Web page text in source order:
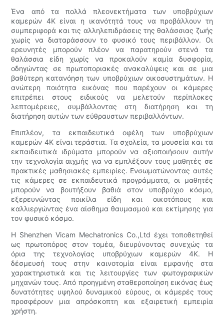
Ένα από τα πολλά πλεονεκτήματα των υποβρύχιων
καμερών 4K είναι η ικανότητά τους να προβάλλουν τη
συμπεριφορά και τις αλληλεπιδράσεις της θαλάσσιας ζωής
χωρίς να διαταράσσουν το φυσικό τους περιβάλλον. Οι
ερευνητές μπορούν πλέον να παρατηρούν στενά τα
θαλάσσια είδη χωρίς να προκαλούν καμία δυσφορία,
οδηγώντας σε πρωτοποριακές ανακαλύψεις και σε μια
βαθύτερη κατανόηση των υποβρύχιων οικοσυστημάτων. Η
ανώτερη ποιότητα εικόνας που παρέχουν οι κάμερες
επιτρέπει στους ειδικούς να μελετούν περίπλοκες
λεπτομέρειες, συμβάλλοντας στη διατήρηση και τη
διατήρηση αυτών των εύθραυστων περιβαλλόντων.
Επιπλέον, τα εκπαιδευτικά οφέλη των υποβρύχιων
καμερών 4K είναι τεράστια. Τα σχολεία, τα μουσεία και τα
εκπαιδευτικά ιδρύματα μπορούν να αξιοποιήσουν αυτήν
την τεχνολογία αιχμής για να εμπλέξουν τους μαθητές σε
πρακτικές μαθησιακές εμπειρίες. Ενσωματώνοντας αυτές
τις κάμερες σε εκπαιδευτικά προγράμματα, οι μαθητές
μπορούν να βουτήξουν βαθιά στον υποβρύχιο κόσμο,
εξερευνώντας ποικίλα είδη και οικοτόπους και
καλλιεργώντας ένα αίσθημα θαυμασμού και εκτίμησης για
τον φυσικό κόσμο.
Η Shenzhen Vicam Mechatronics Co.,Ltd έχει τοποθετηθεί
ως πρωτοπόρος στον τομέα, διευρύνοντας συνεχώς τα
όρια της τεχνολογίας υποβρύχιων καμερών 4K. Η
δέσμευσή τους στην καινοτομία είναι εμφανής στα
χαρακτηριστικά και τις λειτουργίες των φωτογραφικών
μηχανών τους. Από προηγμένη σταθεροποίηση εικόνας έως
δυνατότητες υψηλού δυναμικού εύρους, οι κάμερές τους
προσφέρουν μια απρόσκοπτη και εξαιρετική εμπειρία
χρήστη.